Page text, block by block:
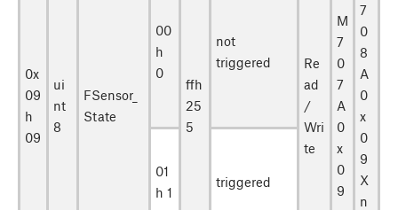
0x
09
h
09
ui
nt
8
FSensor_
State
00
h
0
ffh
25
5
not
triggered
Re
ad
/
Wri
te
M
7
0
7
A
0
x
0
9
7
0
8
A
0
x
0
9
X
n
01
h 1
triggered